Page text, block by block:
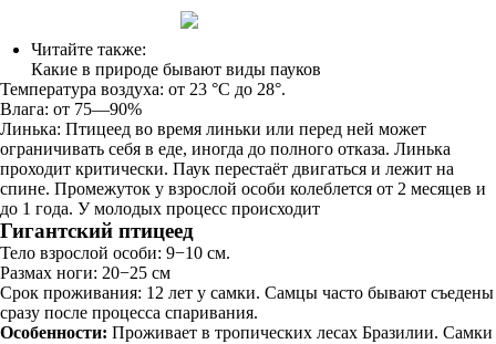
Читайте также:
Какие в природе бывают виды пауков
Температура воздуха: от 23 °C до 28°.
Влага: от 75—90%
Линька: Птицеед во время линьки или перед ней может
ограничивать себя в еде, иногда до полного отказа. Линька
проходит критически. Паук перестаёт двигаться и лежит на
спине. Промежуток у взрослой особи колеблется от 2 месяцев и
до 1 года. У молодых процесс происходит
Гигантский птицеед
Тело взрослой особи: 9−10 см.
Размах ноги: 20−25 см
Срок проживания: 12 лет у самки. Самцы часто бывают съедены
сразу после процесса спаривания.
Особенности: Проживает в тропических лесах Бразилии. Самки